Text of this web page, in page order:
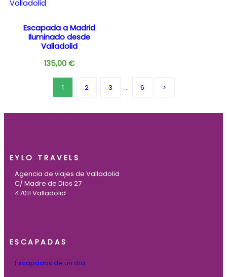
Escapada a Madrid
Iluminado desde
Valladolid
135,00 €
1 2 3 … 6
EYLO TRAVELS
Agencia de viajes de Valladolid
C/ Madre de Dios 27
47011 Valladolid
ESCAPADAS
Escapadas de un día